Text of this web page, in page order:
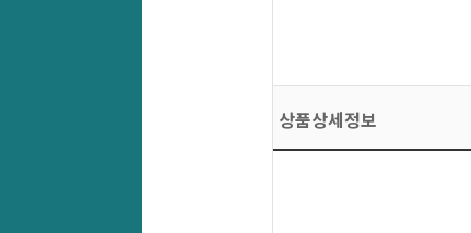
상품상세정보